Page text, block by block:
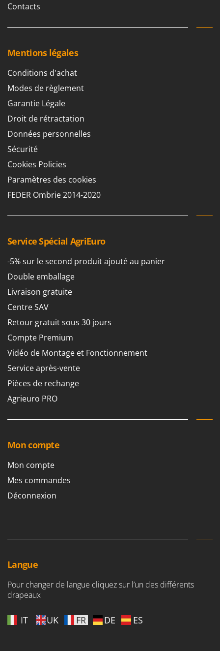
Contacts
Mentions légales
Conditions d'achat
Modes de règlement
Garantie Légale
Droit de rétractation
Données personnelles
Sécurité
Cookies Policies
Paramètres des cookies
FEDER Ombrie 2014-2020
Service Spécial AgriEuro
-5% sur le second produit ajouté au panier
Double emballage
Livraison gratuite
Centre SAV
Retour gratuit sous 30 jours
Compte Premium
Vidéo de Montage et Fonctionnement
Service après-vente
Pièces de rechange
Agrieuro PRO
Mon compte
Mon compte
Mes commandes
Déconnexion
Langue
Pour changer de langue cliquez sur l’un des différents
drapeaux
IT UK FR DE ES